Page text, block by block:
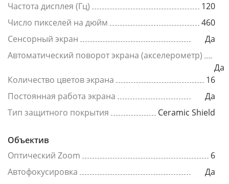
Частота дисплея (Гц)
120
Число пикселей на дюйм
460
Сенсорный экран
Да
Автоматический поворот экрана (акселерометр)
Да
Количество цветов экрана
16
Постоянная работа экрана
Да
Тип защитного покрытия
Ceramic Shield
Объектив
Оптический Zoom
6
Автофокусировка
Да